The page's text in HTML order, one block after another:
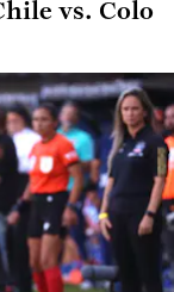
vs. Colo